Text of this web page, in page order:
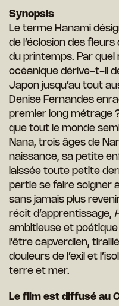
Synopsis
Le terme Hanami
de l’éclosion des
du printemps. Par
océanique dérive-t-il
Japon jusqu’au tout
Denise Fernandes
premier long métrage
que tout le monde
Nana, trois âges de
naissance, sa petite
laissée toute petite
partie se faire soigner
sans jamais plus
récit d’apprentissage,
ambitieuse et
l’être capverdien,
douleurs de l’exil et
terre et mer.
Le film est diffusé au